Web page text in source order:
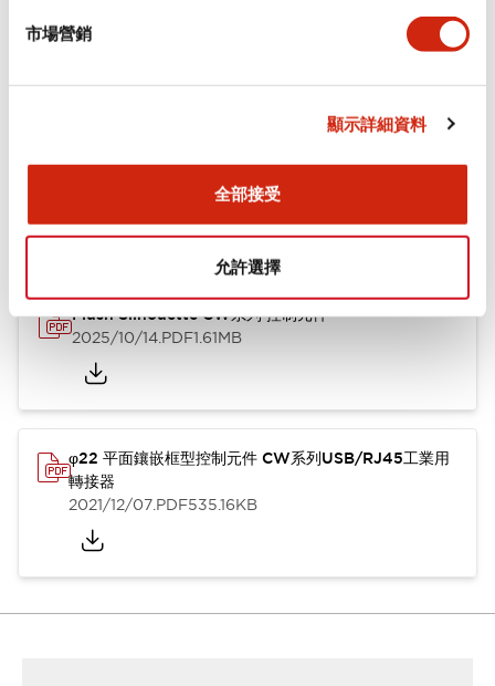
市場營銷
顯示詳細資料
全部接受
允許選擇
型錄和宣傳手冊 CAD檔 認證與標準
Flush Silhouette CW系列 控制元件
2025/10/14.PDF1.61MB
φ22 平面鑲嵌框型控制元件 CW系列USB/RJ45工業用
轉接器
2021/12/07.PDF535.16KB